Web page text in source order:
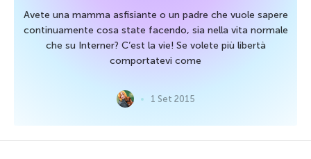
Avete una mamma asfisiante o un padre che vuole sapere
continuamente cosa state facendo, sia nella vita normale
che su Interner? C’est la vie! Se volete più libertà
comportatevi come
1 Set 2015